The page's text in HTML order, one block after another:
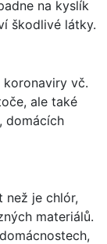
na kyslík
škodlivé látky.
koronaviry vč.
ale také
domácích
než je chlór,
materiálů.